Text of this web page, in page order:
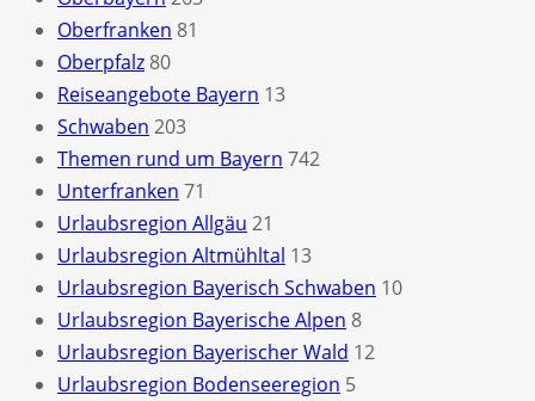
Oberfranken 81
Oberpfalz 80
Reiseangebote Bayern 13
Schwaben 203
Themen rund um Bayern 742
Unterfranken 71
Urlaubsregion Allgäu 21
Urlaubsregion Altmühltal 13
Urlaubsregion Bayerisch Schwaben 10
Urlaubsregion Bayerische Alpen 8
Urlaubsregion Bayerischer Wald 12
Urlaubsregion Bodenseeregion 5